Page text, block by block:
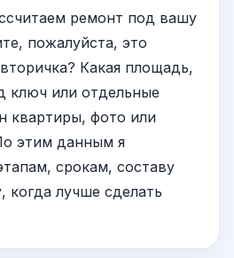
ремонт под вашу
пожалуйста, это
Какая площадь,
ключ или отдельные
квартиры, фото или
этим данным я
срокам, составу
когда лучше сделать